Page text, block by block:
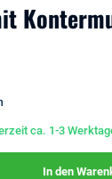
ca. 1-3
In den